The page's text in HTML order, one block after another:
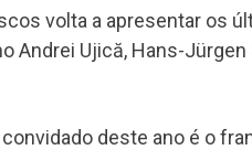
volta a apresentar os
Andrei Ujică, Hans-
deste ano é o